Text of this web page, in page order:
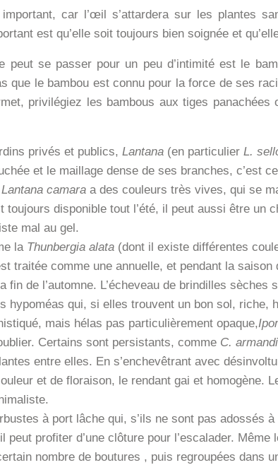
car l’œil s’attardera sur les plantes
est qu’elle soit toujours bien soignée et
peut se passer pour un peu d’intimité est le
que le bambou est connu pour la force de ses
privilégiez les bambous aux tiges
privés et publics, Lantana (en particulier L.
et le maillage dense de ses branches, c’est
Lantana camara a des couleurs très vives, qui se
toujours disponible tout l’été, il peut aussi être un
mal au gel.
la Thunbergia alata (dont il existe différentes
traitée comme une annuelle, et pendant la
fin de l’automne. L’écheveau de brindilles sèches
hypoméas qui, si elles trouvent un bon sol,
mais hélas pas particulièrement opaque,
Certains sont persistants, comme C.
entre elles. En s’enchevêtrant avec
et de floraison, le rendant gai et homogène.
à port lâche qui, s’ils ne sont pas adossés
peut profiter d’une clôture pour l’escalader. Même
nombre de boutures , puis regroupées dans